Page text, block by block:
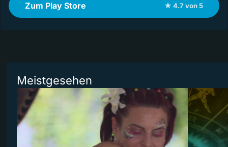
Zum Play Store ★ 4.7 von 5
Meistgesehen